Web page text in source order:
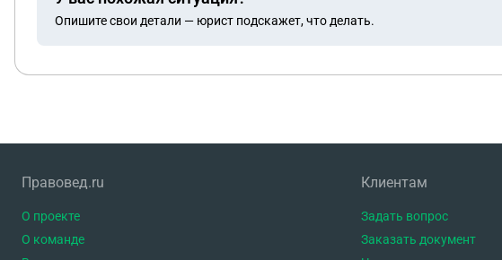
Опишите свои детали — юрист подскажет, что делать.
Правовед.ru
О проекте
О команде
Клиентам
Задать вопрос
Заказать документ